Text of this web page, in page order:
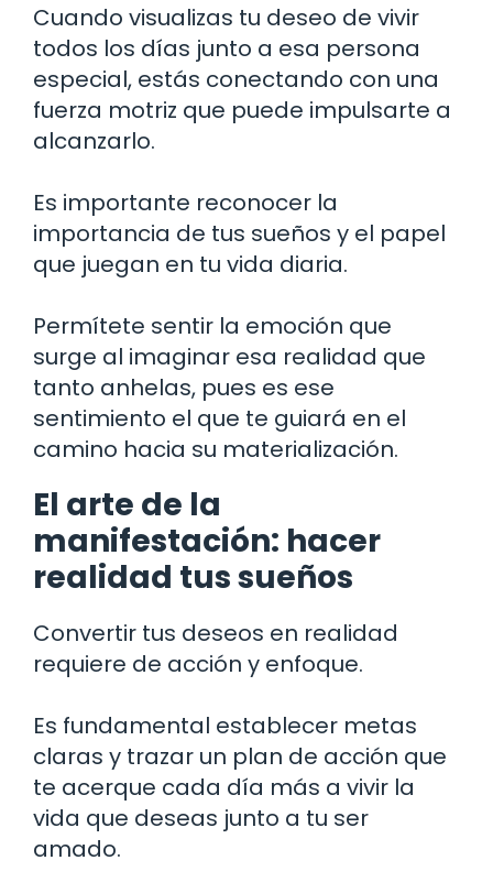
Cuando visualizas tu deseo de vivir
todos los días junto a esa persona
especial, estás conectando con una
fuerza motriz que puede impulsarte a
alcanzarlo.
Es importante reconocer la
importancia de tus sueños y el papel
que juegan en tu vida diaria.
Permítete sentir la emoción que
surge al imaginar esa realidad que
tanto anhelas, pues es ese
sentimiento el que te guiará en el
camino hacia su materialización.
El arte de la
manifestación: hacer
realidad tus sueños
Convertir tus deseos en realidad
requiere de acción y enfoque.
Es fundamental establecer metas
claras y trazar un plan de acción que
te acerque cada día más a vivir la
vida que deseas junto a tu ser
amado.